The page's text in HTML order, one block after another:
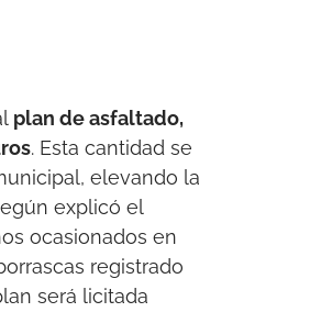
plan de asfaltado,
. Esta cantidad se
elevando la
explicó el
ocasionados en
registrado
será licitada